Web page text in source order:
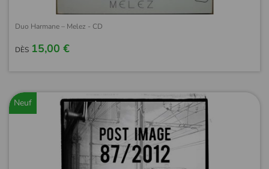
Duo Harmane – Melez - CD
DÈS 15,00 €
Neuf